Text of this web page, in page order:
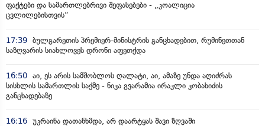
ფაქტები და სამართლებრივი შეფასებები - „კოალიცია
ცვლილებისთვის“
17:39 ბულგარეთის პრემიერ-მინისტრის განცხადებით, რუმინეთთან
საზღვარის სიახლოვეს დრონი აფეთქდა
16:50 აი, ეს არის სამშობლოს ღალატი, აი, ამაზე უნდა აღიძრას
სისხლის სამართლის საქმე - ნიკა გვარამია ირაკლი კობახიძის
განცხადებაზე
16:16 უკრაინა დათანხმდა, არ დაარტყას შავი ზღვაში